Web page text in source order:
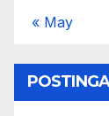
« May